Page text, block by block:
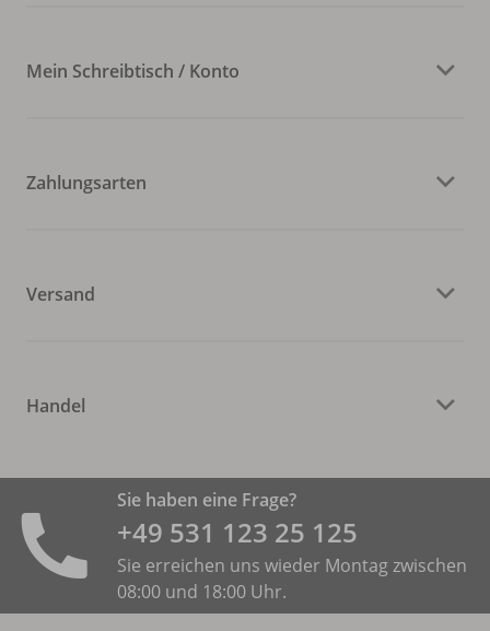
Mein Schreibtisch / Konto
Zahlungsarten
Versand
Handel
Sie haben eine Frage?
+49 531 ­123 25 125
Sie erreichen uns wieder Montag zwischen
08:00 und 18:00 Uhr.